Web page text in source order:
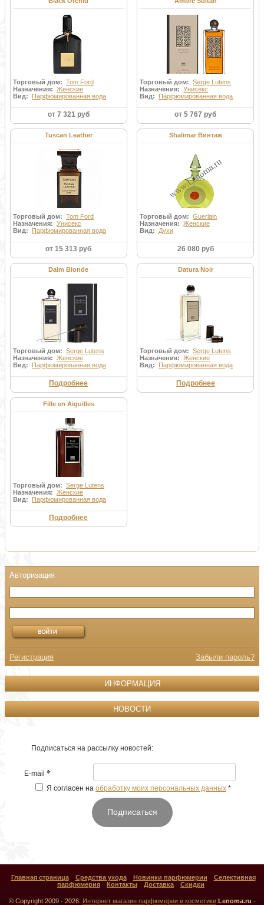
Торговый дом: Tom Ford
Назначения: Женские
Вид:
Парфюмированная вода
от 7 321 руб
Торговый дом:Serge Lutens
Назначения:Унисекс
Вид:
Парфюмированная вода
от 5 767 руб
Tuscan Leather
Торговый дом: Tom Ford
Назначения: Унисекс
Вид:
Парфюмированная вода
от 15 313 руб
Shalimar Винтаж
Торговый дом:Guerlain
Назначения:Женские
Вид: Духи
26 080 руб
Daim Blonde
Торговый дом: Serge Lutens
Назначения: Женские
Вид:
Парфюмированная вода
Подробнее
Datura Noir
Торговый дом:Serge Lutens
Назначения:Женские
Вид:
Парфюмированная вода
Подробнее
Fille en Aiguilles
Торговый дом: Serge Lutens
Назначения: Женские
Вид:
Парфюмированная вода
Подробнее
Регистрация Забыли пароль?
ИНФОРМАЦИЯ
НОВОСТИ
Подписаться на рассылку новостей:
E-mail *
Я согласен на обработку моих персональных данных *
Подписаться
Главная страница Средства ухода Новинки парфюмерии
Селективная
парфюмерия
Контакты Доставка Скидки
© Copyright 2009 - 2026. Интернет магазин парфюмерии и косметики Lenoma.ru -